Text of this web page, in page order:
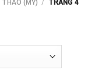
THAO (MỸ) / TRANG 4